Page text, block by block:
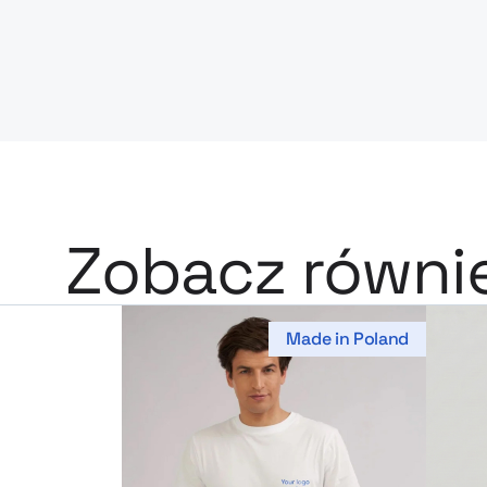
Zobacz
Made in Poland